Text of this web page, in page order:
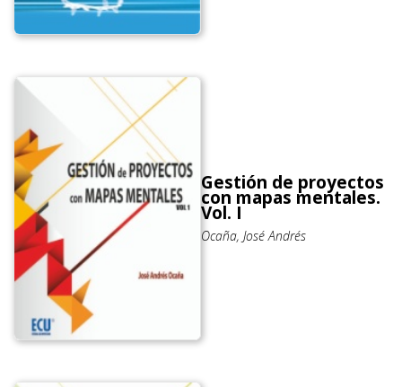
Gestión de proyectos
con mapas mentales.
Vol. I
Ocaña, José Andrés